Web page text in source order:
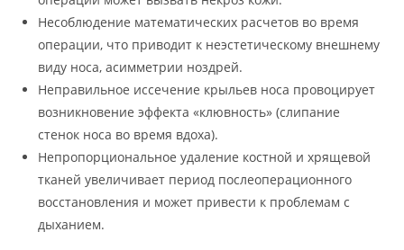
Несоблюдение математических расчетов во время
операции, что приводит к неэстетическому внешнему
виду носа, асимметрии ноздрей.
Неправильное иссечение крыльев носа провоцирует
возникновение эффекта «клювность» (слипание
стенок носа во время вдоха).
Непропорциональное удаление костной и хрящевой
тканей увеличивает период послеоперационного
восстановления и может привести к проблемам с
дыханием.